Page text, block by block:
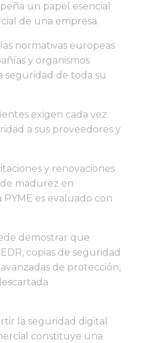
un papel esencial
de una empresa.
normativas europeas
y organismos
seguridad de toda su
exigen cada vez
a sus proveedores y
y renovaciones
madurez en
es evaluado con
demostrar que
copias de seguridad
de protección,
la seguridad digital
constituye una